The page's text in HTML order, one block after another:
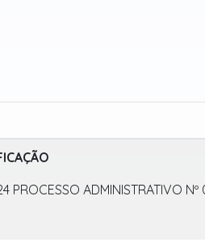
PROCESSO ADMINISTRATIVO